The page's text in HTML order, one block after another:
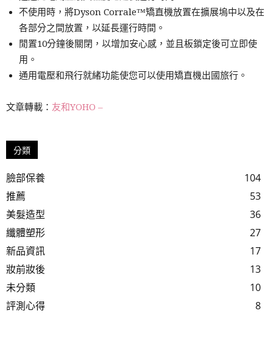
不使用時，將Dyson Corrale™矯直機放置在擴展塢中以及在
各部分之間放置，以延長運行時間。
閒置10分鐘後關閉，以增加安心感，並且板鎖定後可立即使
用。
通用電壓和飛行就緒功能使您可以使用矯直機出國旅行。
文章轉載： 友和YOHO –
分類
臉部保養
104
推薦
53
美髮造型
36
纖體塑形
27
新品資訊
17
妝前妝後
13
未分類
10
評測心得
8